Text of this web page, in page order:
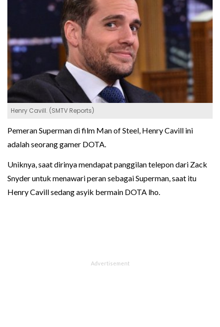
Henry Cavill. (SMTV Reports)
Pemeran Superman di film Man of Steel, Henry Cavill ini
adalah seorang gamer DOTA.
Uniknya, saat dirinya mendapat panggilan telepon dari Zack
Snyder untuk menawari peran sebagai Superman, saat itu
Henry Cavill sedang asyik bermain DOTA lho.